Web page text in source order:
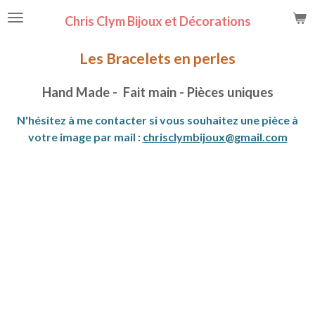
Passer
Chris Clym Bijoux et Décorations
Les Bracelets en perles
Hand Made - Fait main - Pièces uniques
N'hésitez à me contacter si vous souhaitez une pièce à
votre image par mail : chrisclymbijoux@gmail.com